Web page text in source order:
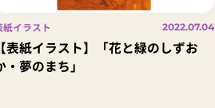
紙イラスト 2022.07.04
【表紙イラスト】「花と緑のしずお
・夢のまち」